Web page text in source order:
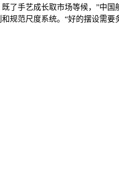
了手艺成长取市场等候，”中
规范尺度系统。“好的摆设需